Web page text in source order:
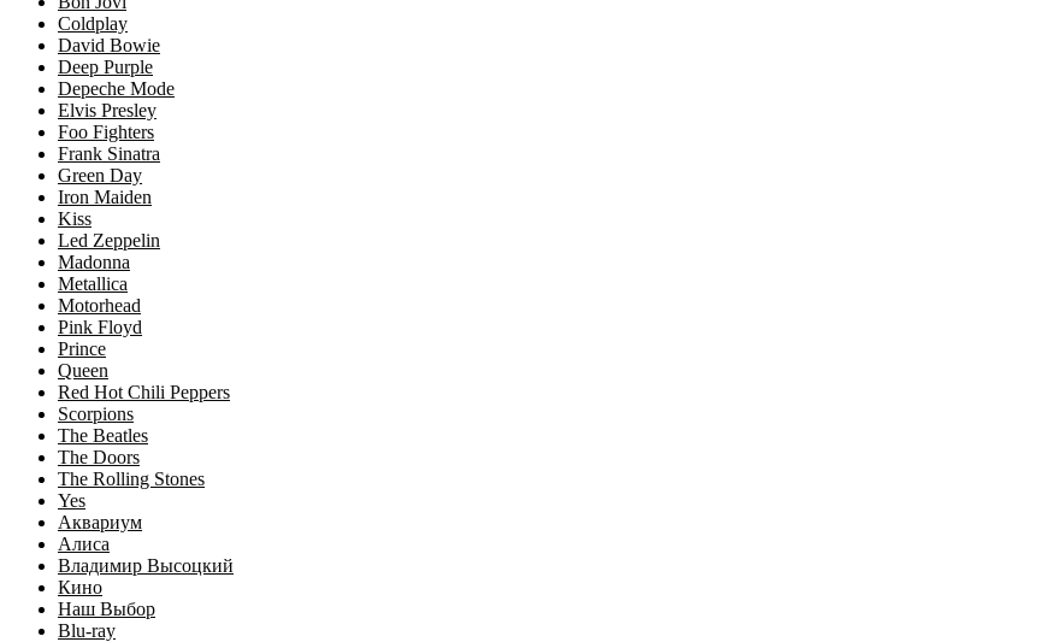
Coldplay
David Bowie
Deep Purple
Depeche Mode
Elvis Presley
Foo Fighters
Frank Sinatra
Green Day
Iron Maiden
Kiss
Led Zeppelin
Madonna
Metallica
Motorhead
Pink Floyd
Prince
Queen
Red Hot Chili Peppers
Scorpions
The Beatles
The Doors
The Rolling Stones
Yes
Аквариум
Алиса
Владимир Высоцкий
Кино
Наш Выбор
Blu-ray